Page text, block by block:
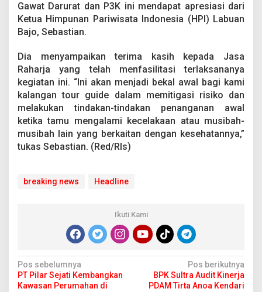
Gawat Darurat dan P3K ini mendapat apresiasi dari
Ketua Himpunan Pariwisata Indonesia (HPI) Labuan
Bajo, Sebastian.
Dia menyampaikan terima kasih kepada Jasa
Raharja yang telah menfasilitasi terlaksananya
kegiatan ini. “Ini akan menjadi bekal awal bagi kami
kalangan tour guide dalam memitigasi risiko dan
melakukan tindakan-tindakan penanganan awal
ketika tamu mengalami kecelakaan atau musibah-
musibah lain yang berkaitan dengan kesehatannya,”
tukas Sebastian. (Red/Rls)
breaking news Headline
Ikuti Kami
N
a
Pos sebelumnya
PT Pilar Sejati Kembangkan
Kawasan Perumahan di
Pos berikutnya
BPK Sultra Audit Kinerja
PDAM Tirta Anoa Kendari